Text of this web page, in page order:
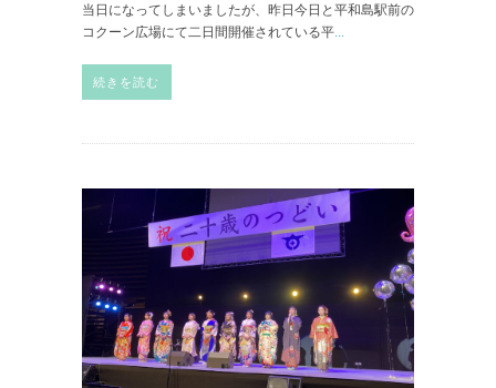
当日になってしまいましたが、昨日今日と平和島駅前の
コクーン広場にて二日間開催されている平
続きを読む